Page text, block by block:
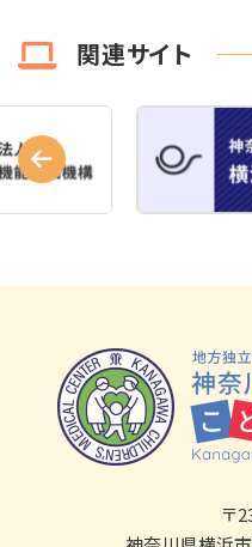
関連サイト
〒